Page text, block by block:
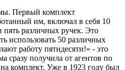
Первый комплект
им, включал в себя 10
пять различных ручек. Это
использовать 50 различных
работу пятидесяти!» - это
сразу получила от агентов по
комплект. Уже в 1923 году был